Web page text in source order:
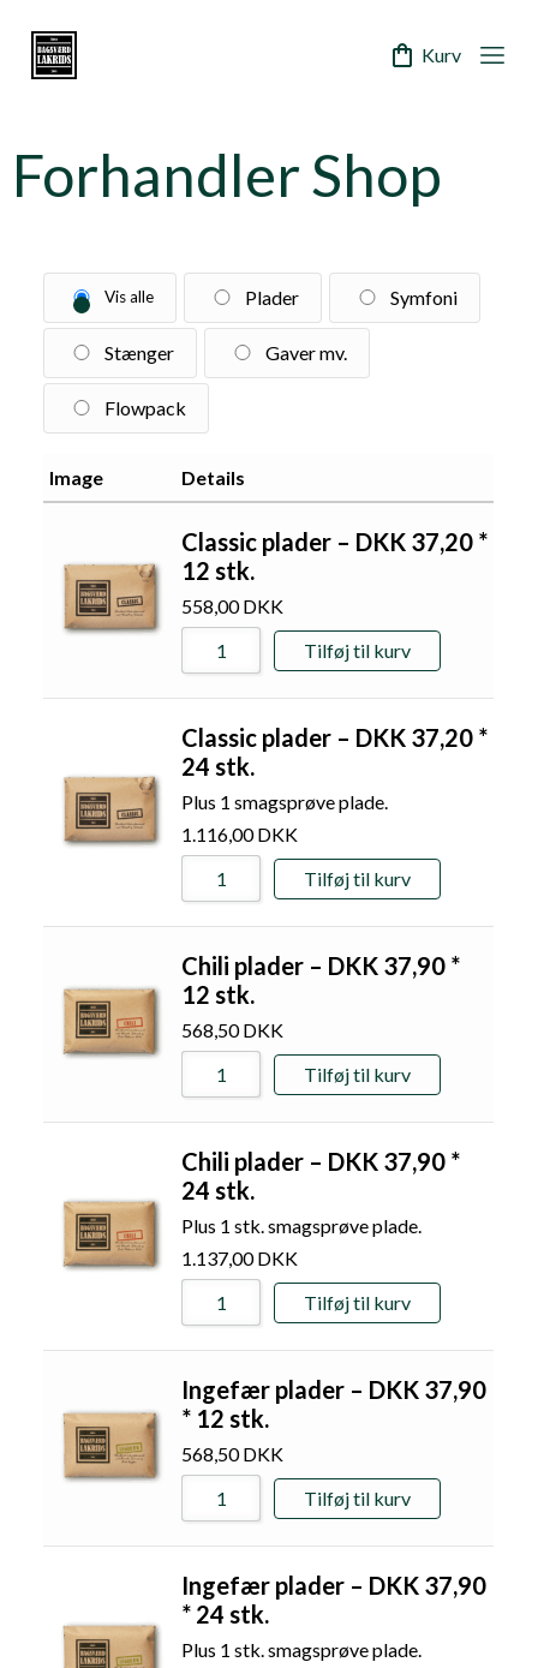
content
Kurv
Forhandler Shop
Vis alle Plader Symfoni
Stænger Gaver mv.
Flowpack
Image Details
Classic plader – DKK 37,20 *
12 stk.
558,00DKK
Tilføj til kurv
Classic plader – DKK 37,20 *
24 stk.
Plus 1 smagsprøve plade.
1.116,00DKK
Tilføj til kurv
Chili plader – DKK 37,90 *
12 stk.
568,50DKK
Tilføj til kurv
Chili plader – DKK 37,90 *
24 stk.
Plus 1 stk. smagsprøve plade.
1.137,00DKK
Tilføj til kurv
Ingefær plader – DKK 37,90
* 12 stk.
568,50DKK
Tilføj til kurv
Ingefær plader – DKK 37,90
* 24 stk.
Plus 1 stk. smagsprøve plade.